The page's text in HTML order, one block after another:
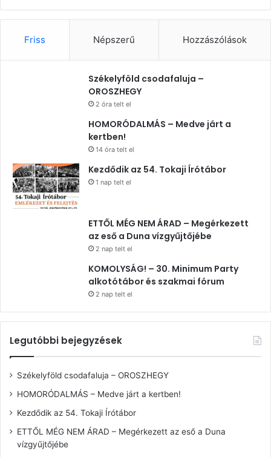
Friss Népszerű Hozzászólások
Székelyföld csodafaluja –
OROSZHEGY
2 óra telt el
HOMORÓDALMÁS – Medve járt a
kertben!
14 óra telt el
Kezdődik az 54. Tokaji Írótábor
1 nap telt el
ETTŐL MÉG NEM ÁRAD – Megérkezett
az eső a Duna vízgyűjtőjébe
2 nap telt el
KOMOLYSÁG! – 30. Minimum Party
alkotótábor és szakmai fórum
2 nap telt el
Legutóbbi bejegyzések
Székelyföld csodafaluja – OROSZHEGY
HOMORÓDALMÁS – Medve járt a kertben!
Kezdődik az 54. Tokaji Írótábor
ETTŐL MÉG NEM ÁRAD – Megérkezett az eső a Duna
vízgyűjtőjébe